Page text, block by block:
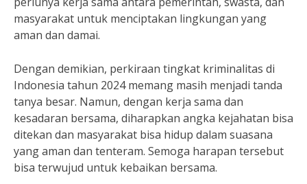
masyarakat untuk menciptakan lingkungan yang
aman dan damai.
Dengan demikian, perkiraan tingkat kriminalitas di
Indonesia tahun 2024 memang masih menjadi tanda
tanya besar. Namun, dengan kerja sama dan
kesadaran bersama, diharapkan angka kejahatan bisa
ditekan dan masyarakat bisa hidup dalam suasana
yang aman dan tenteram. Semoga harapan tersebut
bisa terwujud untuk kebaikan bersama.